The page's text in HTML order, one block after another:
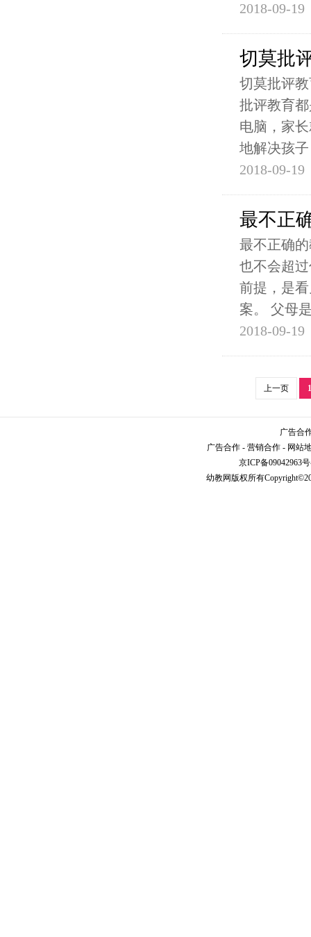
2018-09-19
切莫批
切莫批评
批评教育
电脑，家
地解决孩子
2018-09-19
最不正
最不正确
也不会超
前提，是
案。 父母
2018-09-19
上一页 1
广告合
广告合作 - 营销合作 - 网站
京ICP备09042963
幼教网版权所有